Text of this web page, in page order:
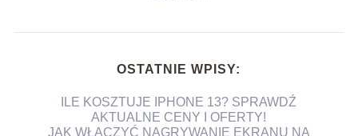
OSTATNIE WPISY:
ILE KOSZTUJE IPHONE 13? SPRAWDŹ
AKTUALNE CENY I OFERTY!
JAK WŁĄCZYĆ NAGRYWANIE EKRANU NA